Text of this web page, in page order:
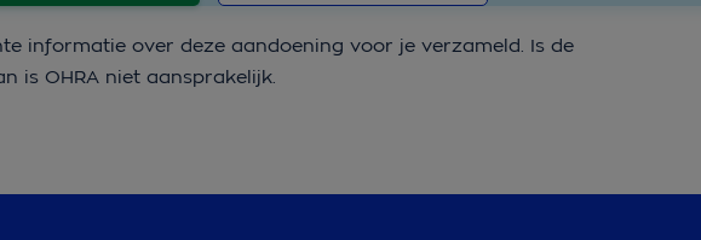
informatie over deze aandoening voor je verzameld. Is de
is OHRA niet aansprakelijk.